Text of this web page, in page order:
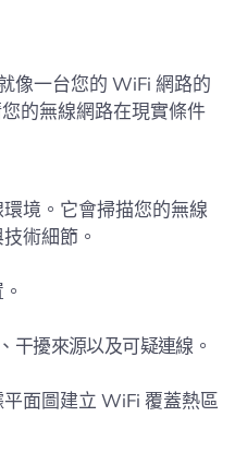
像一台您的 WiFi 網路的
的無線網路在現實條件
境。它會掃描您的無線
術細節。
干擾來源以及可疑連線。
面圖建立 WiFi 覆蓋熱區